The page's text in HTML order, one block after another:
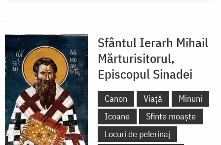
Sfântul Ierarh Mihail
Mărturisitorul,
Episcopul Sinadei
Canon Viață
Minuni
Icoane
Sfinte moaște
Locuri de pelerinaj